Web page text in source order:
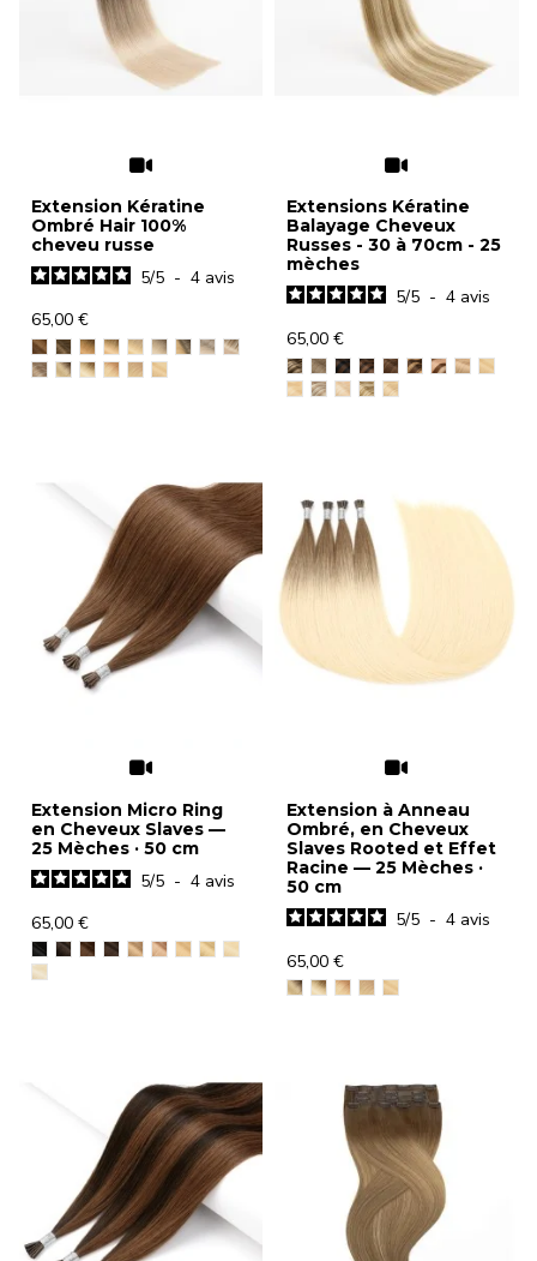
Extension Kératine
Ombré Hair 100%
cheveu russe
5/5 - 4 avis
65,00 €
Extensions Kératine
Balayage Cheveux
Russes - 30 à 70cm - 25
mèches
5/5 - 4 avis
65,00 €
Extension Micro Ring
en Cheveux Slaves —
25 Mèches · 50 cm
5/5 - 4 avis
65,00 €
Extension à Anneau
Ombré, en Cheveux
Slaves Rooted et Effet
Racine — 25 Mèches ·
50 cm
5/5 - 4 avis
65,00 €